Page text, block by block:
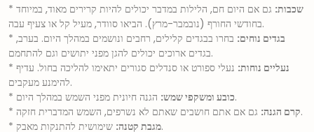
* שכבות: גם אם היום חם, הלילות במדבר יכולים להיות קרירים מאוד, במיוחד
בחודשי החורף (נובמבר-מרץ). הביאו סוודר, מעיל קל או צעיף עבה.
*
בגדים נוחים: בחרו בבגדים קלילים, רחבים ונושמים במהלך היום. בערב,
בגדים ארוכים יכולים להגן מפני יתושים וגם להתחמם.
*
נעליים נוחות: נעלי ספורט או סנדלים סגורים יתאימו להליכה בחול. עדיף
להימנע מעקבים.
*
כובע ומשקפי שמש:הגנה חיונית מפני השמש במהלך היום.
*
קרם הגנה:גם אם אתם חושבים שאתם לא נשרפים, השמש המדברית חזקה.
*
מגבת קטנה:שימושית להתנקות מאבק.